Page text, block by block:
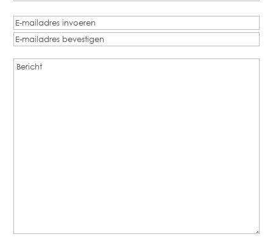
E-
mailadres(Vereist)
E-
invoeren
mailadres
Bericht